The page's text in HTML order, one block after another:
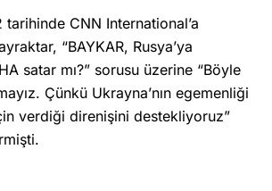
CNN International’a
“BAYKAR, Rusya’ya
satar mı?” sorusu üzerine “Böyle
Çünkü Ukrayna’nın egemenliği
verdiği direnişini destekliyoruz”